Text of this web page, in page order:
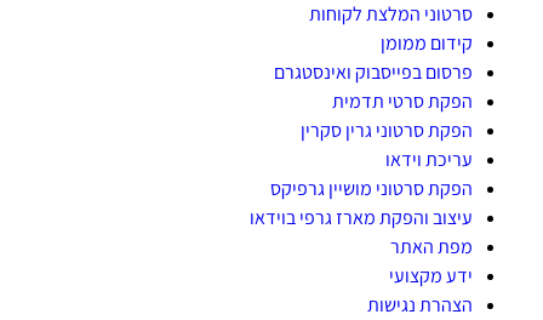
סרטוני המלצת לקוחות
קידום ממומן
פרסום בפייסבוק ואינסטגרם
הפקת סרטי תדמית
הפקת סרטוני גרין סקרין
עריכת וידאו
הפקת סרטוני מושיין גרפיקס
עיצוב והפקת מארז גרפי בוידאו
מפת האתר
ידע מקצועי
הצהרת נגישות